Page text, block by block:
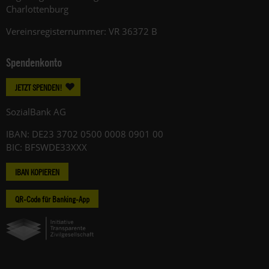
Charlottenburg
Vereinsregisternummer: VR 36372 B
Spendenkonto
JETZT SPENDEN!
SozialBank AG
IBAN: DE23 3702 0500 0008 0901 00
BIC: BFSWDE33XXX
IBAN KOPIEREN
QR-Code für Banking-App